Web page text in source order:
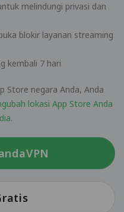
melindungi privasi dan
blokir layanan streaming
kembali 7 hari
Store negara Anda, Anda
lokasi App Store Anda
.